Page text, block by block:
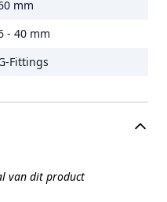
mm
- 40 mm
Fittings
van dit product